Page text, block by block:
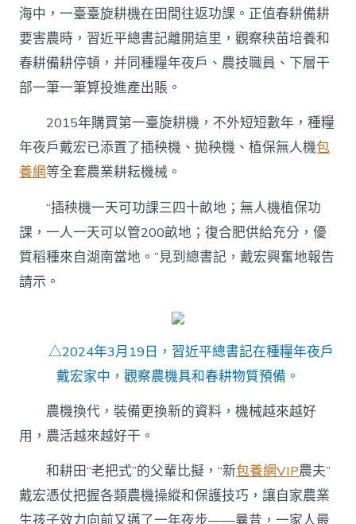
海中，一臺臺旋耕機在田間往返功課。正值春耕備耕
要害農時，習近平總書記離開這里，觀察秧苗培養和
春耕備耕停頓，并同種糧年夜戶、農技職員、下層干
部一筆一筆算投進產出賬。
2015年購買第一臺旋耕機，不外短短數年，種糧
年夜戶戴宏已添置了插秧機、拋秧機、植保無人機包
養網等全套農業耕耘機械。
“插秧機一天可功課三四十畝地；無人機植保功
課，一人一天可以管200畝地；復合肥供給充分，優
質稻種來自湖南當地。”見到總書記，戴宏興奮地報告
請示。
△2024年3月19日，習近平總書記在種糧年夜戶
戴宏家中，觀察農機具和春耕物質預備。
農機換代，裝備更換新的資料，機械越來越好
用，農活越來越好干。
和耕田“老把式”的父輩比擬，“新包養網VIP農夫”
戴宏憑仗把握各類農機操縱和保護技巧，讓自家農業
生孩子效力向前又邁了一年夜步——曩昔，一家人最